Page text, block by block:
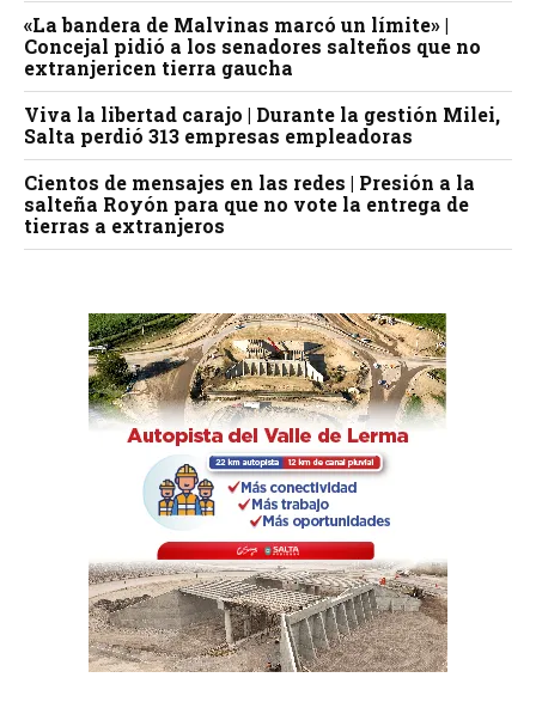
«La bandera de Malvinas marcó un límite» |
Concejal pidió a los senadores salteños que no
extranjericen tierra gaucha
Viva la libertad carajo | Durante la gestión Milei,
Salta perdió 313 empresas empleadoras
Cientos de mensajes en las redes | Presión a la
salteña Royón para que no vote la entrega de
tierras a extranjeros